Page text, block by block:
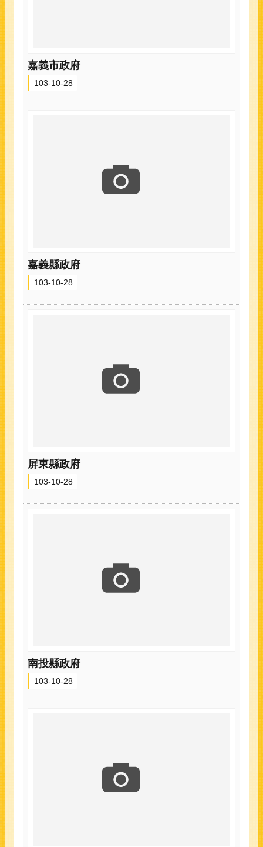
嘉義市政府
103-10-28
嘉義縣政府
103-10-28
屏東縣政府
103-10-28
南投縣政府
103-10-28